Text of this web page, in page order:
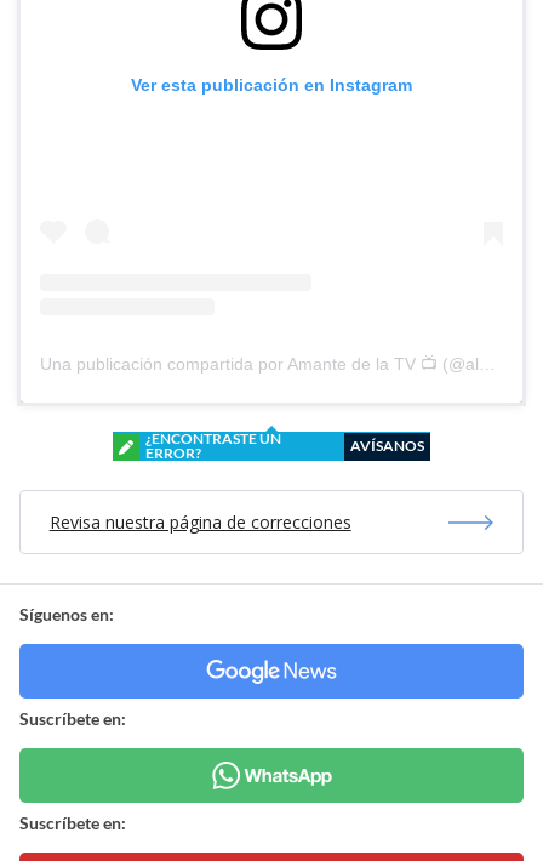
Ver esta publicación en Instagram
¿ENCONTRASTE UN
ERROR?
AVÍSANOS
Revisa nuestra página de correcciones
Síguenos en:
Suscríbete en:
Suscríbete en: